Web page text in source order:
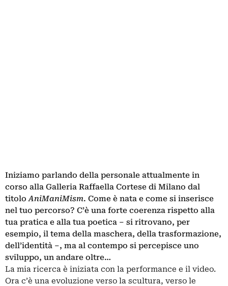
Iniziamo parlando della personale attualmente in
corso alla Galleria Raffaella Cortese di Milano dal
titoloAniManiMism. Come è nata e come si inserisce
nel tuo percorso? C’è una forte coerenza rispetto alla
tua pratica e alla tua poetica ‒ si ritrovano, per
esempio, il tema della maschera, della trasformazione,
dell’identità ‒, ma al contempo si percepisce uno
sviluppo, un andare oltre…
La mia ricerca è iniziata con la performance e il video.
Ora c’è una evoluzione verso la scultura, verso le